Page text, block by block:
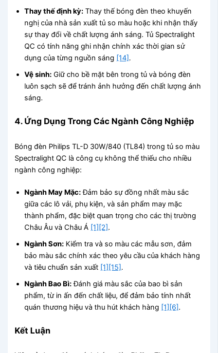
Thay thế định kỳ: Thay thế bóng đèn theo khuyến
nghị của nhà sản xuất tủ so màu hoặc khi nhận thấy
sự thay đổi về chất lượng ánh sáng. Tủ Spectralight
QC có tính năng ghi nhận chính xác thời gian sử
dụng của từng nguồn sáng [14] .
Vệ sinh: Giữ cho bề mặt bên trong tủ và bóng đèn
luôn sạch sẽ để tránh ảnh hưởng đến chất lượng ánh
sáng.
4. Ứng Dụng Trong Các Ngành Công Nghiệp
Bóng đèn Philips TL-D 30W/840 (TL84) trong tủ so màu
Spectralight QC là công cụ không thể thiếu cho nhiều
ngành công nghiệp:
Ngành May Mặc:Đảm bảo sự đồng nhất màu sắc
giữa các lô vải, phụ kiện, và sản phẩm may mặc
thành phẩm, đặc biệt quan trọng cho các thị trường
Châu Âu và Châu Á [1] [2].
Ngành Sơn: Kiểm tra và so màu các mẫu sơn, đảm
bảo màu sắc chính xác theo yêu cầu của khách hàng
và tiêu chuẩn sản xuất [1] [15].
Ngành Bao Bì:Đánh giá màu sắc của bao bì sản
phẩm, từ in ấn đến chất liệu, để đảm bảo tính nhất
quán thương hiệu và thu hút khách hàng [1] [6].
Kết Luận